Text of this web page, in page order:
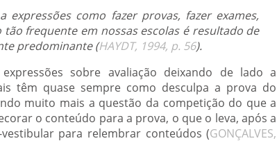
como fazer provas, fazer exames,
frequente em nossas escolas é resultado de
predominante (HAYDT, 1994, p. 56).
sobre avaliação deixando de lado a
têm quase sempre como desculpa a prova do
muito mais a questão da competição do que a
o conteúdo para a prova, o que o leva, após a
para relembrar conteúdos (GONÇALVES,